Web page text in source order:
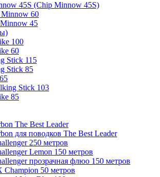
45S (Chip Minnow 45S)
60
45
100
60
Stick 115
Stick 85
Stick 103
85
The Best Leader
для поводков The Best Leader
250 метров
Lemon 150 метров
прозрачная флюо 150 метров
Champion 50 метров